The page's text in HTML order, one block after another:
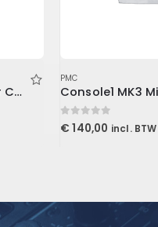
American Class A For Console1
PMC
0out of 5
€ 140,00 incl. BTW